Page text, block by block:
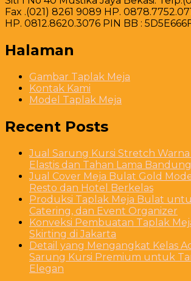
Fax .(021) 8261 9089 HP.
HP. 0812.8620.3076 PIN BB :
Halaman
Gambar Taplak Meja
Kontak Kami
Model Taplak Meja
Recent Posts
Jual Sarung Kursi Stretch
Elastis dan Tahan Lama Bandung
Jual Cover Meja Bulat Gold
Resto dan Hotel Berkelas
Produksi Taplak Meja Bulat
Catering, dan Event Organizer
Konveksi Pembuatan Taplak
Skirting di Jakarta
Detail yang Mengangkat Kelas
Sarung Kursi Premium untuk
Elegan